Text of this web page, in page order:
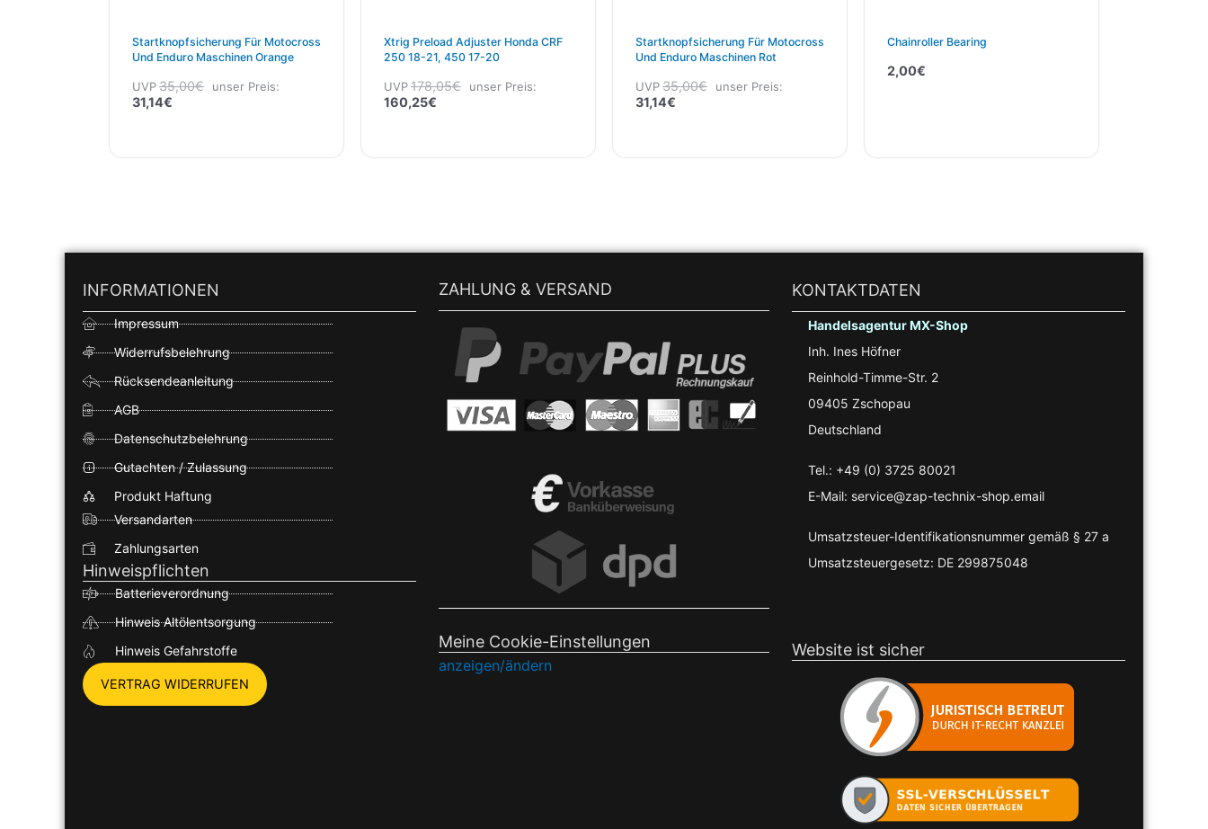
Startknopfsicherung Für Motocross
Und Enduro Maschinen Orange
UVP35,00€ unser Preis:
31,14€
Xtrig Preload Adjuster Honda CRF
250 18-21, 450 17-20
UVP178,05€ unser Preis:
160,25€
Startknopfsicherung Für Motocross
Und Enduro Maschinen Rot
UVP35,00€ unser Preis:
31,14€
Chainroller Bearing
2,00€
INFORMATIONEN
Impressum
Widerrufsbelehrung
Rücksendeanleitung
AGB
Datenschutzbelehrung
Gutachten / Zulassung
Produkt Haftung
Versandarten
Zahlungsarten
Hinweispflichten
Batterieverordnung
Hinweis Altölentsorgung
Hinweis Gefahrstoffe
VERTRAG WIDERRUFEN
ZAHLUNG & VERSAND
Meine Cookie-Einstellungen
anzeigen/ändern
KONTAKTDATEN
Handelsagentur MX-Shop
Inh. Ines Höfner
Reinhold-Timme-Str. 2
09405 Zschopau
Deutschland
Tel.: +49 (0) 3725 80021
E-Mail: service@zap-technix-shop.email
Umsatzsteuer-Identifikationsnummer gemäß § 27 a
Umsatzsteuergesetz: DE 299875048
Website ist sicher